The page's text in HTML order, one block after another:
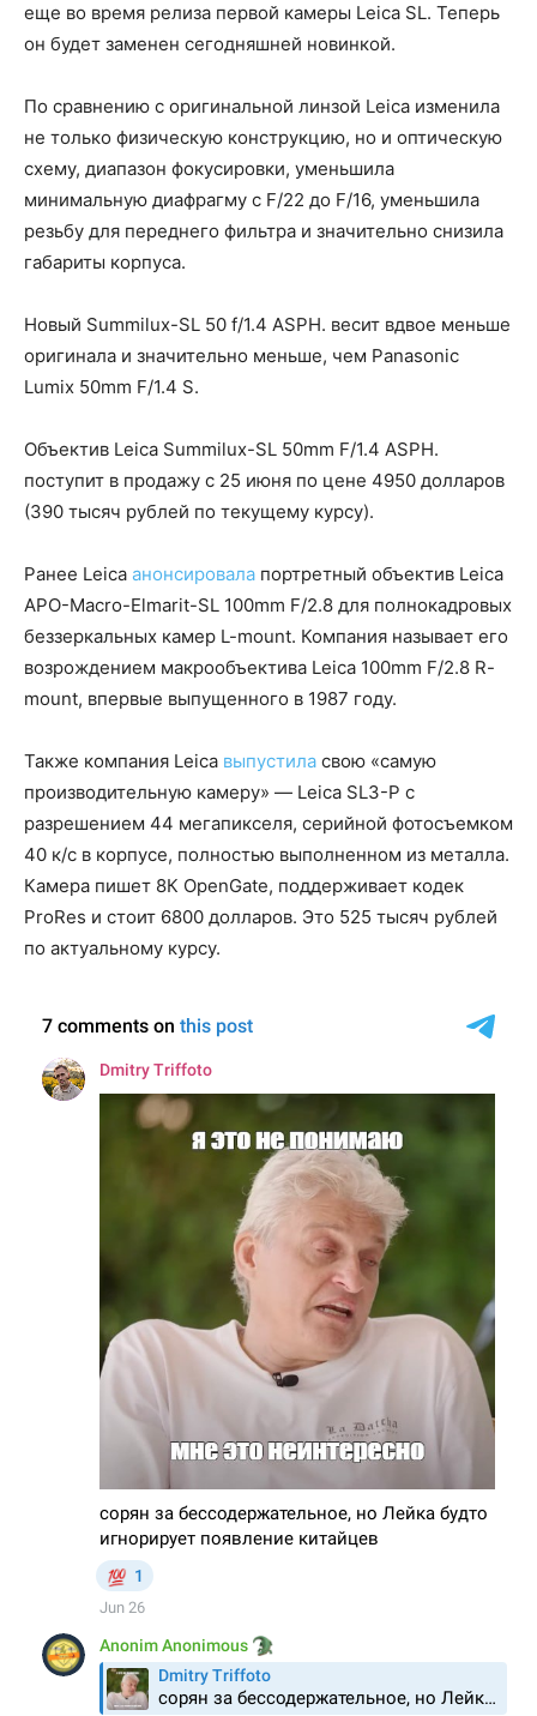
еще во время релиза первой камеры Leica SL. Теперь
он будет заменен сегодняшней новинкой.
По сравнению с оригинальной линзой Leica изменила
не только физическую конструкцию, но и оптическую
схему, диапазон фокусировки, уменьшила
минимальную диафрагму с F/22 до F/16, уменьшила
резьбу для переднего фильтра и значительно снизила
габариты корпуса.
Новый Summilux-SL 50 f/1.4 ASPH. весит вдвое меньше
оригинала и значительно меньше, чем Panasonic
Lumix 50mm F/1.4 S.
Объектив Leica Summilux-SL 50mm F/1.4 ASPH.
поступит в продажу с 25 июня по цене 4950 долларов
(390 тысяч рублей по текущему курсу).
Ранее Leica анонсировала портретный объектив Leica
APO-Macro-Elmarit-SL 100mm F/2.8 для полнокадровых
беззеркальных камер L-mount. Компания называет его
возрождением макрообъектива Leica 100mm F/2.8 R-
mount, впервые выпущенного в 1987 году.
Также компания Leica выпустила свою «самую
производительную камеру» — Leica SL3-P с
разрешением 44 мегапикселя, серийной фотосъемком
40 к/с в корпусе, полностью выполненном из металла.
Камера пишет 8К OpenGate, поддерживает кодек
ProRes и стоит 6800 долларов. Это 525 тысяч рублей
по актуальному курсу.